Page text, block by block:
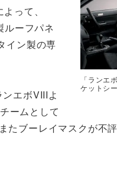
「ランエ
ケットシ
って、
ーフパネ
イン製の専
エボVIIIよ
ームとして
たブーレイマスクが不